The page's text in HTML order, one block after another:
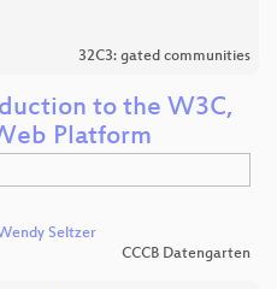
32C3: gated communities
to the W3C,
Platform
Seltzer
CCCB Datengarten